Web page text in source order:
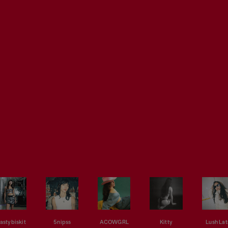
5nipss ACOWGRL Kitty Lush